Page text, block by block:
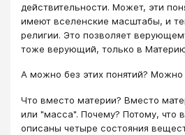
действительности. Может, эти
имеют вселенские масштабы, и
религии. Это позволяет
тоже верующий, только в
А можно без этих понятий? Можно
Что вместо материи? Вместо
или "масса". Почему? Потому, что
описаны четыре состояния